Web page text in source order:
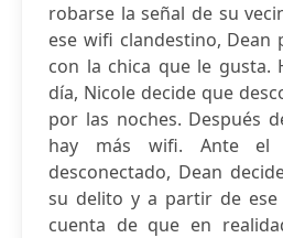
robarse la señal de su
ese wifi clandestino, Dean
con la chica que le gusta.
día, Nicole decide que
por las noches. Después
hay más wifi. Ante el
desconectado, Dean
su delito y a partir de ese
cuenta de que en